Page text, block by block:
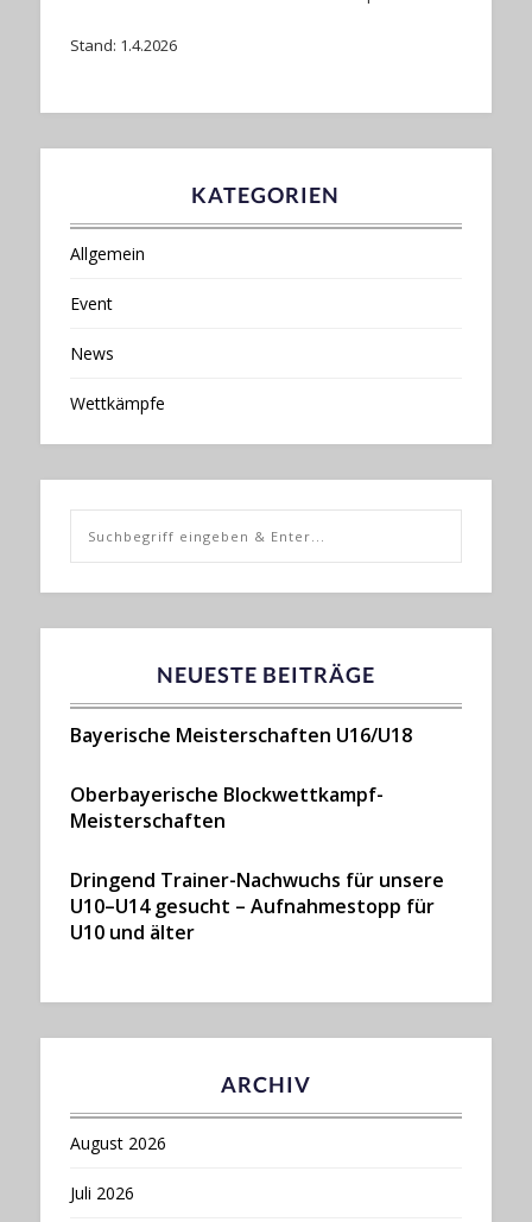
Stand: 1.4.2026
KATEGORIEN
Allgemein
Event
News
Wettkämpfe
NEUESTE BEITRÄGE
Bayerische Meisterschaften U16/U18
Oberbayerische Blockwettkampf-
Meisterschaften
Dringend Trainer-Nachwuchs für unsere
U10–U14 gesucht – Aufnahmestopp für
U10 und älter
ARCHIV
August 2026
Juli 2026